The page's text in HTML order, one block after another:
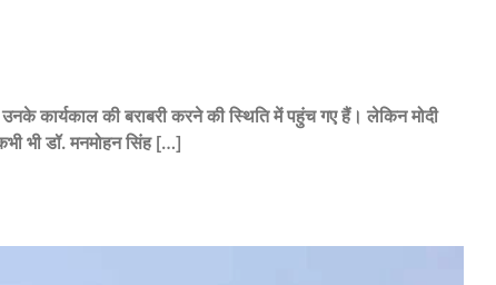
कार्यकाल की बराबरी करने की स्थिति में पहुंच गए हैं। लेकिन मोदी
भी डॉ. मनमोहन सिंह […]